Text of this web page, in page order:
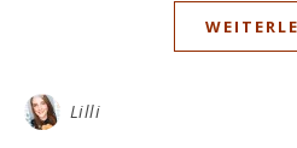
Lilli